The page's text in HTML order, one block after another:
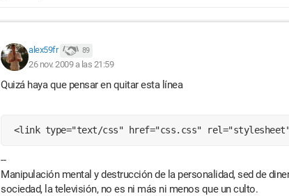
alex59fr 89
26 nov. 2009 a las 21:59
Quizá haya que pensar en quitar esta línea
<link type="text/css" href="css.css"
--
Manipulación mental y destrucción de la personalidad, sed de
sociedad, la televisión, no es ni más ni menos que un culto.